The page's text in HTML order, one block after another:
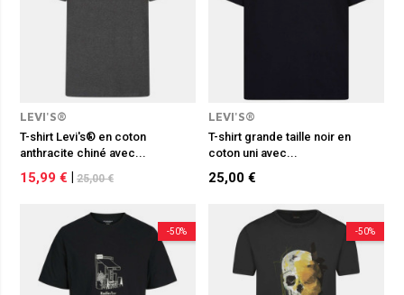
LEVI'S®
T-shirt Levi's® en coton
anthracite chiné avec...
15,99 € 25,00 €
LEVI'S®
T-shirt grande taille noir en
coton uni avec...
25,00 €
-50% -50%